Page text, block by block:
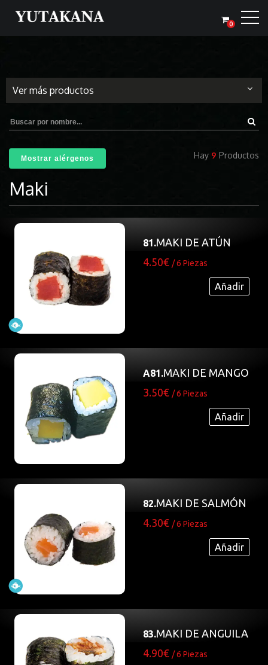
0
Ver más productos
Mostrar alérgenos Hay 9 Productos
Maki
81.MAKI DE ATÚN
4.50€ / 6 Piezas
Añadir
A81.MAKI DE MANGO
3.50€ / 6 Piezas
Añadir
82.MAKI DE SALMÓN
4.30€ / 6 Piezas
Añadir
83.MAKI DE ANGUILA
4.90€ / 6 Piezas